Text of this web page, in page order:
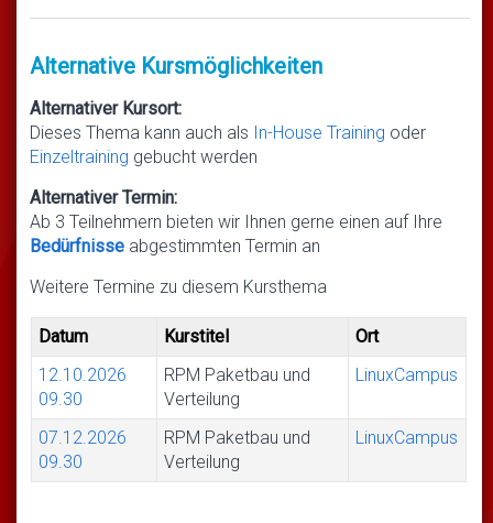
Alternative Kursmöglichkeiten
Alternativer Kursort:
Dieses Thema kann auch als In-House Training oder
Einzeltraining gebucht werden
Alternativer Termin:
Ab 3 Teilnehmern bieten wir Ihnen gerne einen auf Ihre
Bedürfnisse abgestimmten Termin an
Weitere Termine zu diesem Kursthema
Datum Kurstitel
Ort
12.10.2026
09.30
RPM Paketbau und
Verteilung
LinuxCampus
07.12.2026
09.30
RPM Paketbau und
Verteilung
LinuxCampus